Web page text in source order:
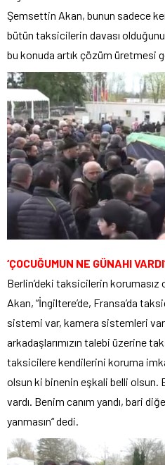
Şemsettin Akan, bunun sadece
bütün taksicilerin davası olduğunu
bu konuda artık çözüm üretmesi
‘ÇOCUĞUMUN NE GÜNAHI
Berlin’deki taksicilerin korumasız
Akan, “İngiltere’de, Fransa’da
sistemi var, kamera sistemleri
arkadaşlarımızın talebi üzerine
taksicilere kendilerini koruma
olsun ki binenin eşkali belli olsun.
vardı. Benim canım yandı, bari
yanmasın“ dedi.